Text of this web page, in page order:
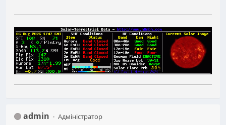
admin
Адміністратор